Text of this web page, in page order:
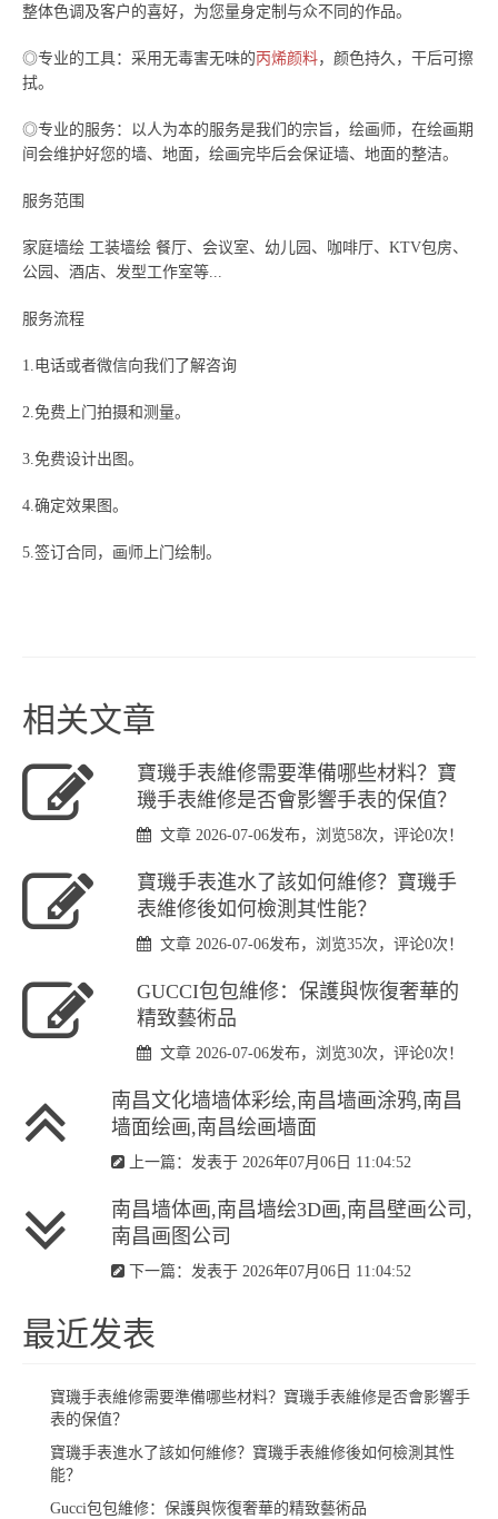
整体色调及客户的喜好，为您量身定制与众不同的作品。
◎专业的工具：采用无毒害无味的丙烯颜料，颜色持久，干后可擦
拭。
◎专业的服务：以人为本的服务是我们的宗旨，绘画师，在绘画期
间会维护好您的墙、地面，绘画完毕后会保证墙、地面的整洁。
服务范围
家庭墙绘 工装墙绘 餐厅、会议室、幼儿园、咖啡厅、KTV包房、
公园、酒店、发型工作室等...
服务流程
1.电话或者微信向我们了解咨询
2.免费上门拍摄和测量。
3.免费设计出图。
4.确定效果图。
5.签订合同，画师上门绘制。
相关文章
​寶璣手表維修需要準備哪些材料？寶
璣手表維修是否會影響手表的保值？
文章 2026-07-06发布，浏览58次，评论0次！
​寶璣手表進水了該如何維修？寶璣手
表維修後如何檢測其性能？
文章 2026-07-06发布，浏览35次，评论0次！
GUCCI包包維修：保護與恢復奢華的
精致藝術品
文章 2026-07-06发布，浏览30次，评论0次！
南昌文化墙墙体彩绘,南昌墙画涂鸦,南昌
墙面绘画,南昌绘画墙面
上一篇：发表于 2026年07月06日 11:04:52
南昌墙体画,南昌墙绘3D画,南昌壁画公司,
南昌画图公司
下一篇：发表于 2026年07月06日 11:04:52
最近发表
​寶璣手表維修需要準備哪些材料？寶璣手表維修是否會影響手
表的保值？
​寶璣手表進水了該如何維修？寶璣手表維修後如何檢測其性
能？
Gucci包包維修：保護與恢復奢華的精致藝術品